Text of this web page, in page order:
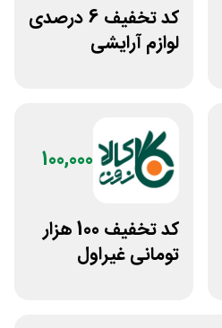
کد تخفیف 6 درصدی
لوازم آرایشی
100,000
کد تخفیف 100 هزار
تومانی غیراول